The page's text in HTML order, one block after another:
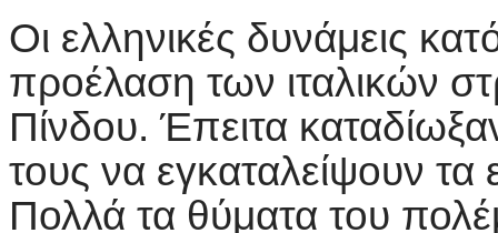
Οι ελληνικές δυνάμεις
προέλαση των ιταλικών
Πίνδου. Έπειτα
τους να εγκαταλείψουν
Πολλά τα θύματα του